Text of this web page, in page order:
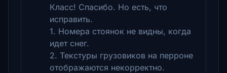
Класс! Спасибо. Но есть, что
исправить.
1. Номера стоянок не видны, когда
идет снег.
2. Текстуры грузовиков на перроне
отображаются некорректно.